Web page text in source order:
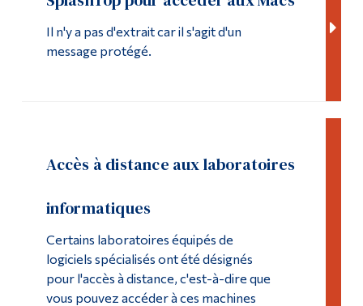
Studio multimédia
Il n'y a pas d'extrait car il s'agit d'un
message protégé.
Accès à distance aux laboratoires
informatiques
Certains laboratoires équipés de
logiciels spécialisés ont été désignés
pour l'accès à distance, c'est-à-dire que
vous pouvez accéder à ces machines
Diplômé·es et visiteur·euses